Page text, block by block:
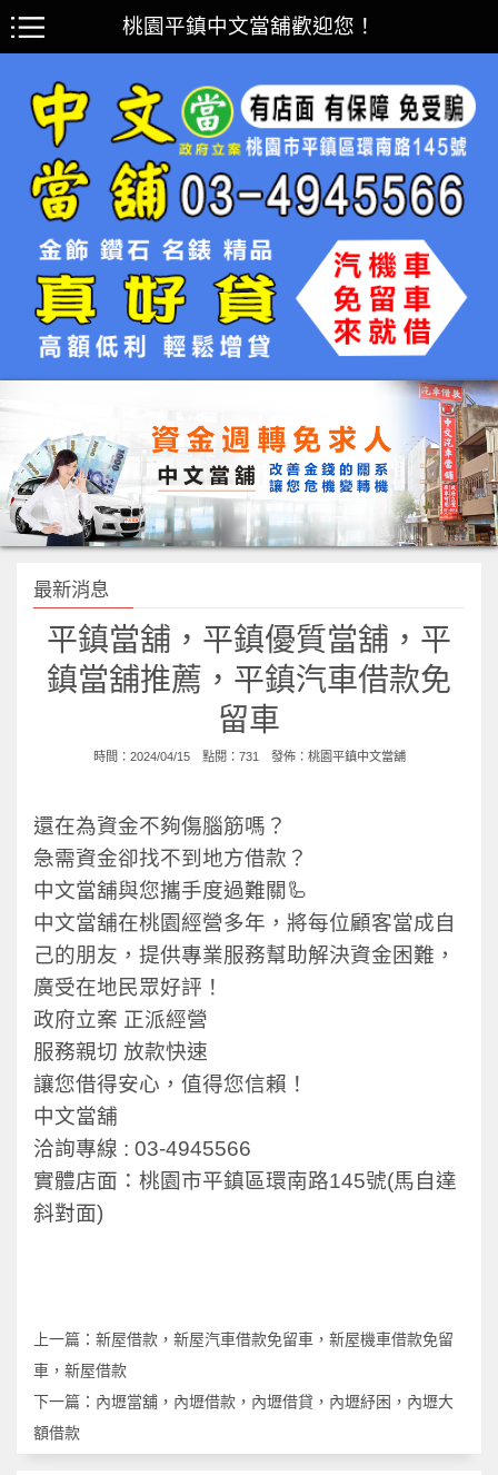
桃園平鎮中文當舖歡迎您！
最新消息
平鎮當舖，平鎮優質當舖，平
鎮當舖推薦，平鎮汽車借款免
留車
時間：2024/04/15 點閱：731 發佈： 桃園平鎮中文當舖
還在為資金不夠傷腦筋嗎？
急需資金卻找不到地方借款？
中文當舖與您攜手度過難關🦾
中文當舖在桃園經營多年，將每位顧客當成自
己的朋友，提供專業服務幫助解決資金困難，
廣受在地民眾好評！
政府立案 正派經營
服務親切 放款快速
讓您借得安心，值得您信賴！
中文當舖
洽詢專線 : 03-4945566
實體店面：桃園市平鎮區環南路145號(馬自達
斜對面)
上一篇： 新屋借款，新屋汽車借款免留車，新屋機車借款免留
車，新屋借款
下一篇： 內壢當舖，內壢借款，內壢借貸，內壢紓困，內壢大
額借款